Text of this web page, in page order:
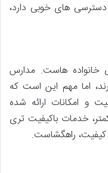
های خوبی دارد،
خانواده هاست. مدارس
اما مهم این است که
و امکانات ارائه شده
خدمات باکیفیت تری
کیفیت، راهگشاست.